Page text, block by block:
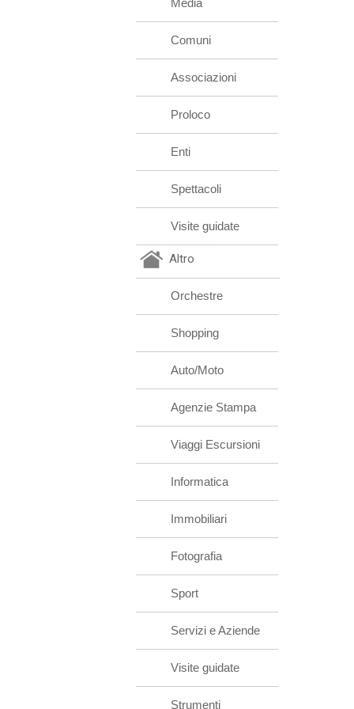
Media
Comuni
Associazioni
Proloco
Enti
Spettacoli
Visite guidate
Altro
Orchestre
Shopping
Auto/Moto
Agenzie Stampa
Viaggi Escursioni
Informatica
Immobiliari
Fotografia
Sport
Servizi e Aziende
Visite guidate
Strumenti